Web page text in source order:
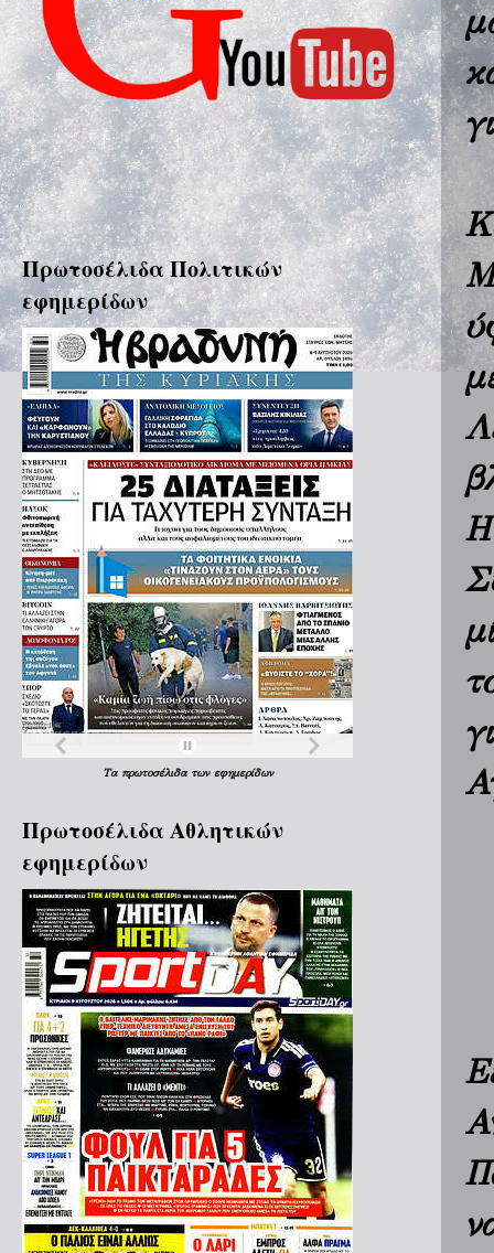
Η
Πρωτοσέλιδα Πολιτικών
εφημερίδων
Τα πρωτοσέλιδα των εφημερίδων
Πρωτοσέλιδα Aθλητικών
εφημερίδων